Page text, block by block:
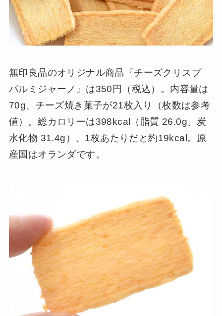
無印良品のオリジナル商品『チーズクリスプ
パルミジャーノ』は350円（税込）。内容量は
70g、チーズ焼き菓子が21枚入り（枚数は参考
値）。総カロリーは398kcal（脂質 26.0g、炭
水化物 31.4g）、1枚あたりだと約19kcal。原
産国はオランダです。